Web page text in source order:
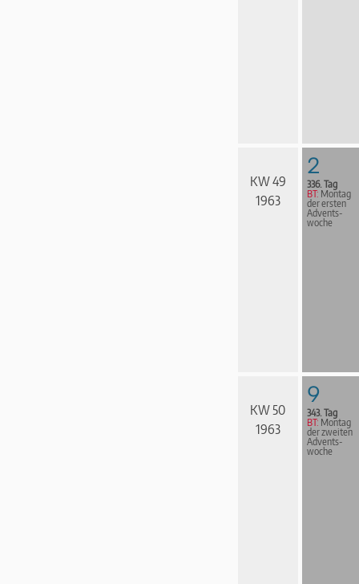
KW 49
1963
2
336. Tag
BT: Montag
der ersten
Advents­
woche
KW 50
1963
9
343. Tag
BT: Montag
der zweiten
Advents­
woche